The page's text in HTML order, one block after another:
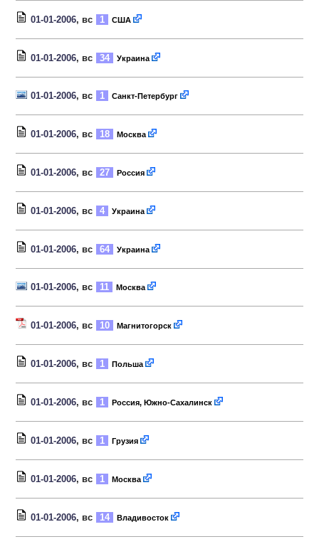
01-01-2006, вс 1 США
01-01-2006, вс 34 Украина
01-01-2006, вс 1 Санкт-Петербург
01-01-2006, вс 18 Москва
01-01-2006, вс 27 Россия
01-01-2006, вс 4 Украина
01-01-2006, вс 64 Украина
01-01-2006, вс 11 Москва
01-01-2006, вс 10 Магнитогорск
01-01-2006, вс 1 Польша
01-01-2006, вс 1 Россия, Южно-Сахалинск
01-01-2006, вс 1 Грузия
01-01-2006, вс 1 Москва
01-01-2006, вс 14 Владивосток